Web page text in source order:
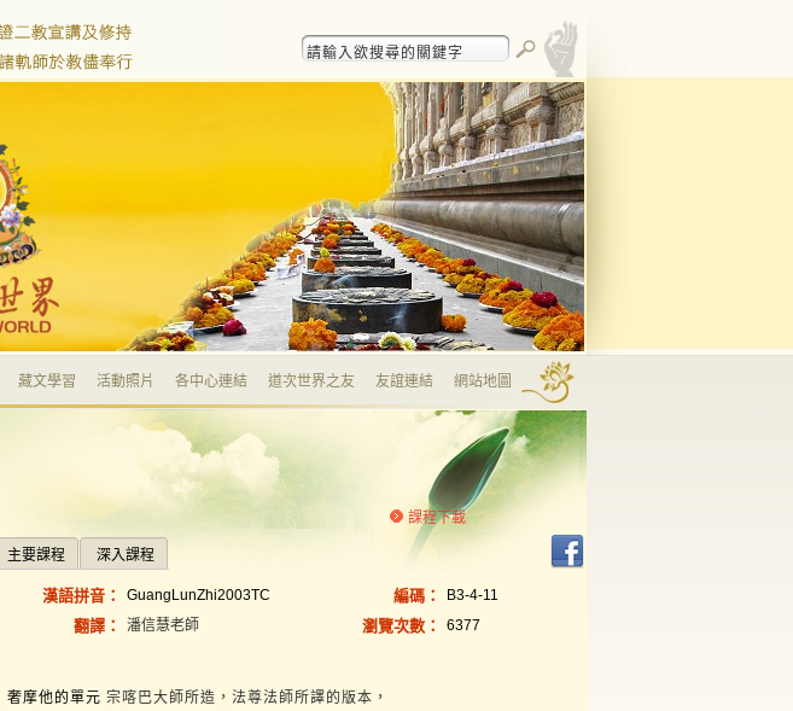
藏文學習 活動照片 各中心連結 道次世界之友 友誼連結 網站地圖
主要課程 深入課程
課程下載
漢語拼音： GuangLunZhi2003TC 編碼： B3-4-11
翻譯： 潘信慧老師 瀏覽次數： 6377
奢摩他的單元 宗喀巴大師所造，法尊法師所譯的版本，